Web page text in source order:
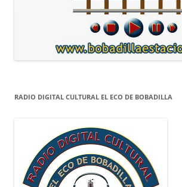
RADIO DIGITAL CULTURAL EL ECO DE BOBADILLA